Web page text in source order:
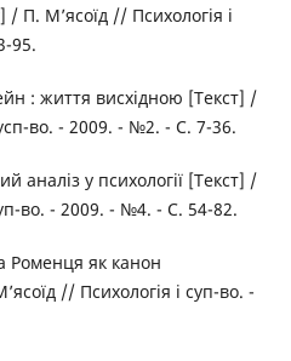
/ П. М’ясоїд // Психологія і
95.
: життя висхідною [Текст] /
во. - 2009. - №2. - С. 7-36.
аналіз у психології [Текст] /
во. - 2009. - №4. - С. 54-82.
Роменця як канон
// Психологія і суп-во. -